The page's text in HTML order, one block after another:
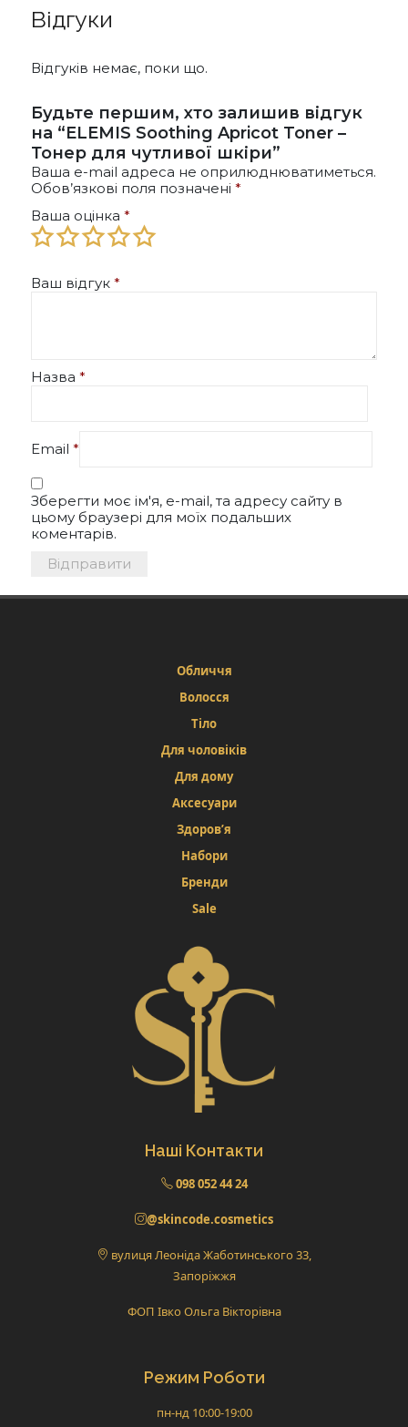
Відгуки
Відгуків немає, поки що.
Будьте першим, хто залишив відгук
на “ELEMIS Soothing Apricot Toner –
Тонер для чутливої шкіри”
Ваша e-mail адреса не оприлюднюватиметься.
Обов’язкові поля позначені *
Ваша оцінка *
Ваш відгук *
Назва *
Email *
Зберегти моє ім'я, e-mail, та адресу сайту в
цьому браузері для моїх подальших
коментарів.
Обличчя
Волосся
Тіло
Для чоловіків
Для дому
Аксесуари
Здоров’я
Набори
Бренди
Sale
Наші Контакти
098 052 44 24
@skincode.cosmetics
вулиця Леоніда Жаботинського 33,
Запоріжжя
ФОП Івко Ольга Вікторівна
Режим Роботи
пн-нд 10:00-19:00